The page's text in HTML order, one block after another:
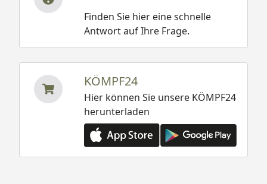
Finden Sie hier eine schnelle
Antwort auf Ihre Frage.
KÖMPF24
Hier können Sie unsere KÖMPF24
herunterladen